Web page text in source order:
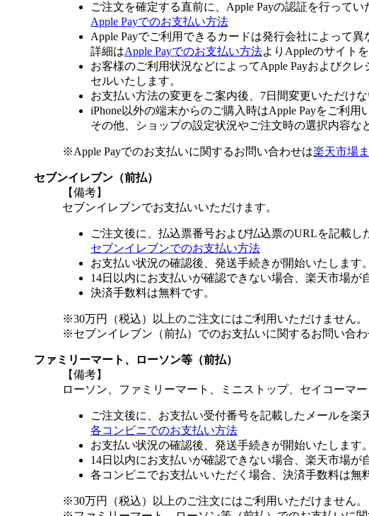
ご注文を確定する直前に、Apple Payの認証を行ってい
Apple Payでのお支払い方法
Apple Payでご利用できるカードは発行会社によって異
詳細はApple Payでのお支払い方法よりAppleのサイト
お客様のご利用状況などによってApple Payおよびク
セルいたします。
お支払い方法の変更をご案内後、7日間変更いただけ
iPhone以外の端末からのご購入時はApple Payをご利用
その他、ショップの設定状況やご注文時の選択内容な
※Apple Payでのお支払いに関するお問い合わせは楽天市場
セブンイレブン（前払）
【備考】
セブンイレブンでお支払いいただけます。
ご注文後に、払込票番号および払込票のURLを記載し
セブンイレブンでのお支払い方法
お支払い状況の確認後、発送手続きが開始いたします
14日以内にお支払いが確認できない場合、楽天市場が
決済手数料は無料です。
※30万円（税込）以上のご注文にはご利用いただけません。
※セブンイレブン（前払）でのお支払いに関するお問い合わ
ファミリーマート、ローソン等（前払）
【備考】
ローソン、ファミリーマート、ミニストップ、セイコーマ
ご注文後に、お支払い受付番号を記載したメールを楽
各コンビニでのお支払い方法
お支払い状況の確認後、発送手続きが開始いたします
14日以内にお支払いが確認できない場合、楽天市場が
各コンビニでお支払いいただく場合、決済手数料は無
※30万円（税込）以上のご注文にはご利用いただけません。